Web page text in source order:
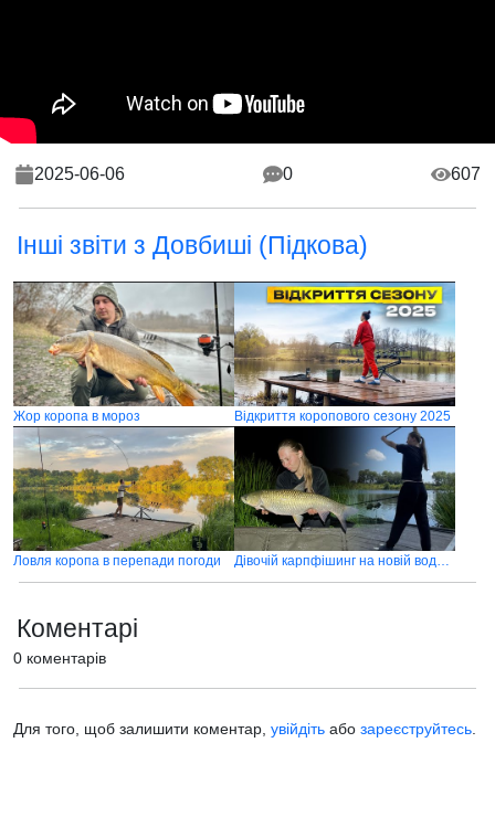
2025-06-06 0 607
Інші звіти з Довбиші (Підкова)
Жор коропа в мороз Відкриття коропового сезону 2025
Ловля коропа в перепади погоди Дівочій карпфішинг на новій водоймі
Коментарі
0 коментарів
Для того, щоб залишити коментар, увійдіть або зареєструйтесь